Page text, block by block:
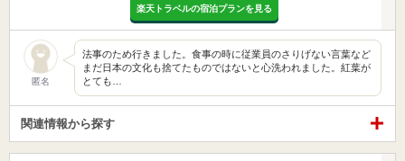
楽天トラベルの宿泊プランを見る
匿名
法事のため行きました。食事の時に従業員のさりげない言葉など
まだ日本の文化も捨てたものではないと心洗われました。紅葉が
とても…
関連情報から探す